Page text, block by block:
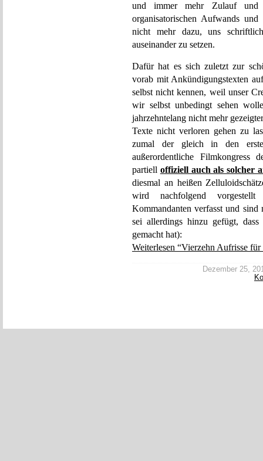
und immer mehr Zulauf
organisatorischen Aufwands
nicht mehr dazu, uns
auseinander zu setzen.
Dafür hat es sich zuletzt zur
vorab mit Ankündigungstexten
selbst nicht kennen, weil unser
wir selbst unbedingt sehen
jahrzehntelang nicht mehr
Texte nicht verloren gehen zu
zumal der gleich in den
außerordentliche Filmkongress
partiell offiziell auch als solcher
diesmal an heißen
wird nachfolgend
Kommandanten verfasst und sind
sei allerdings hinzu gefügt,
gemacht hat):
Weiterlesen “Vierzehn Aufrisse
Dezember 25,